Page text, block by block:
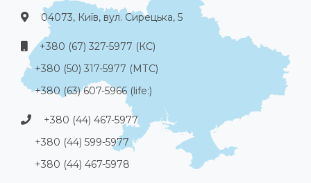
04073, Київ, вул. Сирецька, 5
+380 (67) 327-5977 (КС)
+380 (50) 317-5977 (МТС)
+380 (63) 607-5966 (life:)
+380 (44) 467-5977
+380 (44) 599-5977
+380 (44) 467-5978